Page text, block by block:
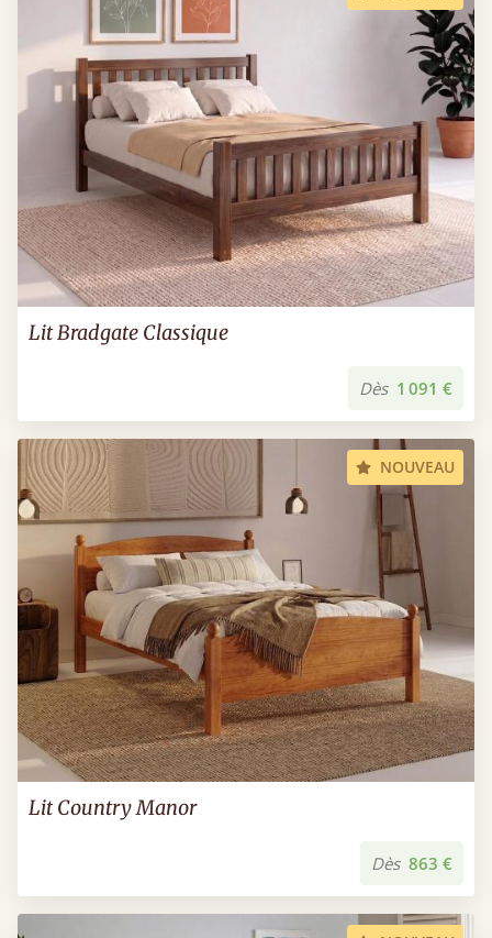
Lit Bradgate Classique
Dès 1 091 €
NOUVEAU
Lit Country Manor
Dès 863 €